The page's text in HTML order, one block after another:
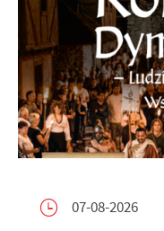
07-08-2026